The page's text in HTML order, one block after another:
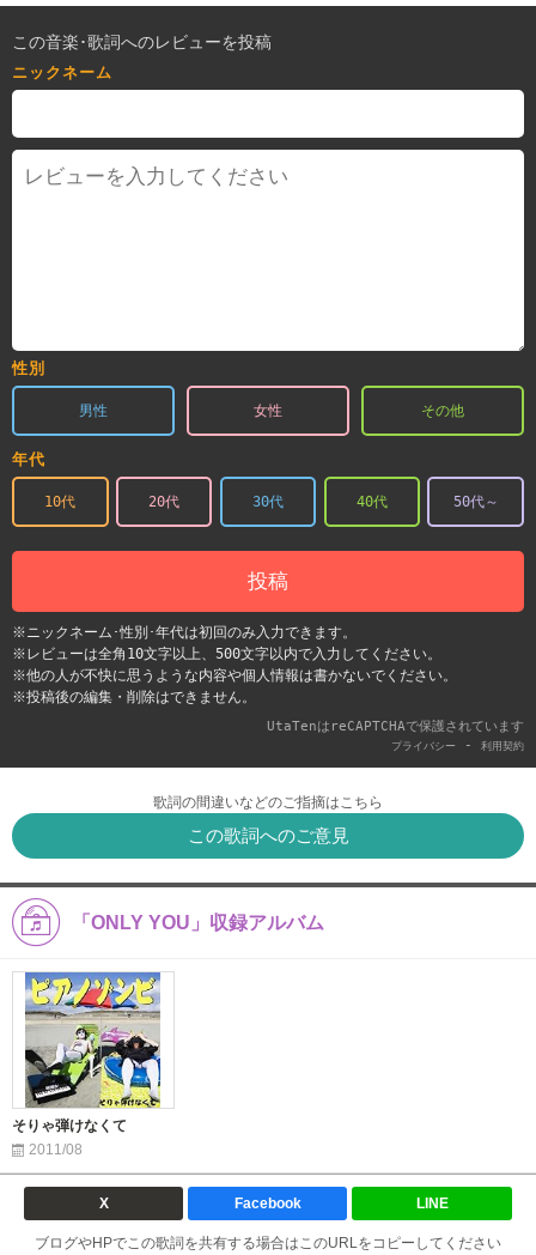
この音楽･歌詞へのレビューを投稿
ニックネーム
性別
男性 女性 その他
年代
10代 20代 30代 40代 50代～
投稿
※ニックネーム･性別･年代は初回のみ入力できます。
※レビューは全角10文字以上、500文字以内で入力してください。
※他の人が不快に思うような内容や個人情報は書かないでください。
※投稿後の編集・削除はできません。
UtaTenはreCAPTCHAで保護されています
プライバシー - 利用契約
歌詞の間違いなどのご指摘はこちら
この歌詞へのご意見
「ONLY YOU」収録アルバム
そりゃ弾けなくて
2011/08
X Facebook LINE
ブログやHPでこの歌詞を共有する場合はこのURLをコピーしてください